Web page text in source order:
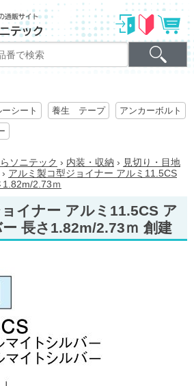
ーシート 養生 テープ
アンカーボルト
ソニテック › 内装・収納 › 見切り・目地
› アルミ製コ型ジョイナー アルミ11.5CS
2.73ｍ
イナー アルミ11.5CS ア
長さ1.82m/2.73ｍ 創建